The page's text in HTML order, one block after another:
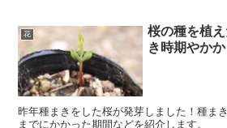
花
桜の種を植
き時期やか
昨年種まきをした桜が発芽しました！種ま
までにかかった期間などを紹介します。